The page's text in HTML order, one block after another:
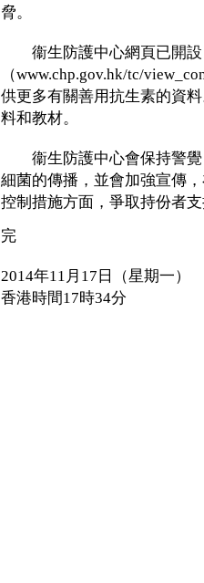
脅。
衞生防護中心網頁已開設
（www.chp.gov.hk/tc/
供更多有關善用抗生素的資
料和教材。
衞生防護中心會保持警覺
細菌的傳播，並會加強宣傳
控制措施方面，爭取持份者
完
2014年11月17日（星期一）
香港時間17時34分